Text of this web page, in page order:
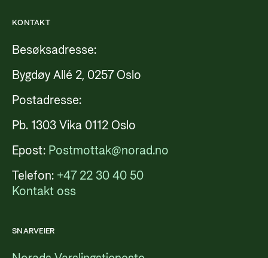
KONTAKT
Besøksadresse:
Bygdøy Allé 2, 0257 Oslo
Postadresse:
Pb. 1303 Vika 0112 Oslo
Epost: Postmottak@norad.no
Telefon: +47 22 30 40 50
Kontakt oss
SNARVEIER